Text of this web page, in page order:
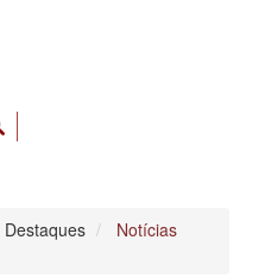
Destaques
Notícias